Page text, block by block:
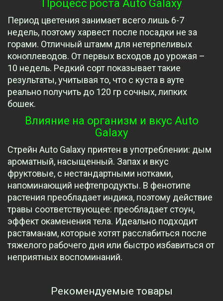
Процесс роста Auto Galaxy
Период цветения занимает всего лишь 6-7
недель, поэтому харвест после посадки не за
горами. Отличный штамм для нетерпеливых
коноплеводов. От первых всходов до урожая –
10 недель. Редкий сорт показывает такие
результаты, учитывая то, что с куста в ауте
реально получить до 120 гр сочных, липких
бошек.
Влияние на организм и вкус Auto
Galaxy
Стрейн Auto Galaxy приятен в употреблении: дым
ароматный, насыщенный. Запах и вкус
фруктовые, с нестандартными нотками,
напоминающий нефтепродукты. В фенотипе
растения преобладает индика, поэтому действие
травы соответствующее: преобладает стоун,
эффект окаменения тела. Идеально подходит
растаманам, которые хотят расслабиться после
тяжелого рабочего дня или быстро избавиться от
неприятных воспоминаний.
Рекомендуемые товары